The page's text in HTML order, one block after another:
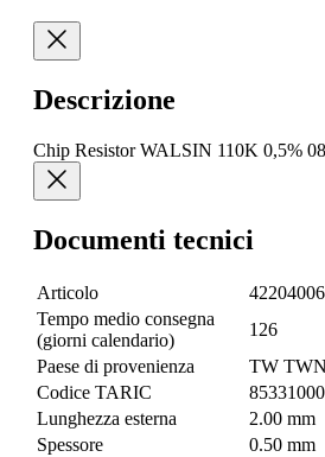
Descrizione
Chip Resistor WALSIN 110K 0,5%
Documenti tecnici
Articolo
Tempo medio consegna
(giorni calendario)
126
Paese di provenienza
TW
Codice TARIC
85331000
Lunghezza esterna
2.00 mm
Spessore
0.50 mm